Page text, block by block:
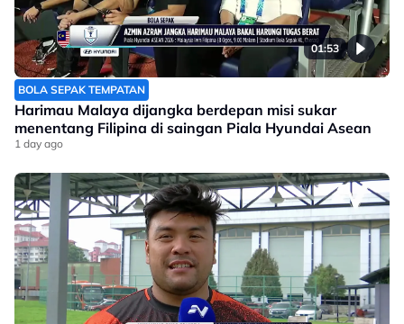
01:53
BOLA SEPAK TEMPATAN
Harimau Malaya dijangka berdepan misi sukar
menentang Filipina di saingan Piala Hyundai Asean
1 day ago